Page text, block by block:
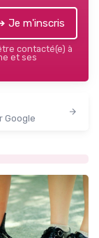
Je m'inscris
contacté(e) à
et ses
Google